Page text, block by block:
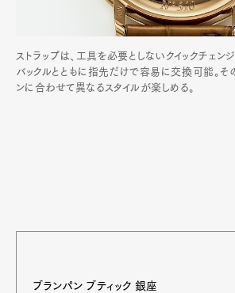
ストラップは、工具を必要としないクイックチェン
バックルとともに指先だけで容易に交換可能。そ
ンに合わせて異なるスタイルが楽しめる。
ブランパン ブティック 銀座